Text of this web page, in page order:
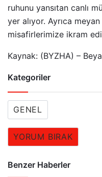
ruhunu yansıtan canlı
yer alıyor. Ayrıca
misafirlerimize ikram
Kaynak: (BYZHA) –
Kategoriler
GENEL
YORUM BIRAK
Benzer Haberler